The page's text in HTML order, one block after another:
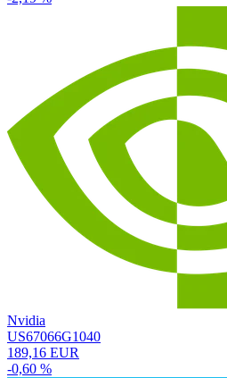
Nvidia
US67066G1040
189,16 EUR
-0,60 %